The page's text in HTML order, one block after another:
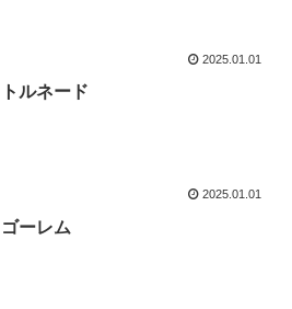
2025.01.01
トルネード
2025.01.01
ゴーレム